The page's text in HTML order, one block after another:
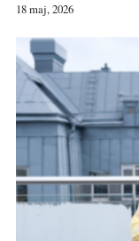
18 maj, 2026